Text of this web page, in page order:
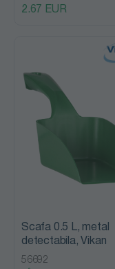
2.67 EUR
Scafa 0.5 L, metal
detectabila, Vikan
56692